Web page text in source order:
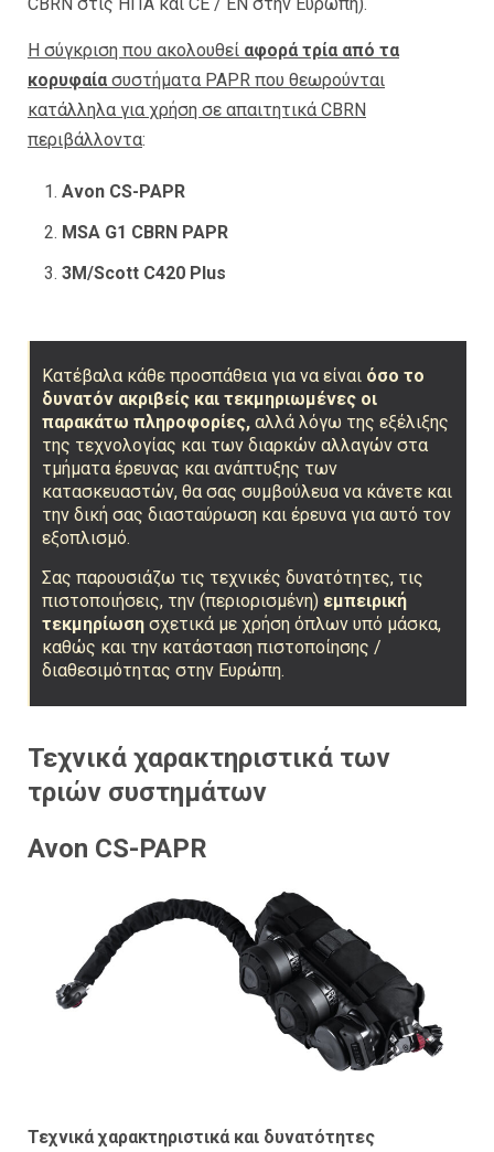
CBRN στις ΗΠΑ και CE / EN στην Ευρώπη).
Η σύγκριση που ακολουθεί αφορά τρία από τα
κορυφαία συστήματα PAPR που θεωρούνται
κατάλληλα για χρήση σε απαιτητικά CBRN
περιβάλλοντα:
Avon CS-PAPR
MSA G1 CBRN PAPR
3M/Scott C420 Plus
Κατέβαλα κάθε προσπάθεια για να είναι όσο το
δυνατόν ακριβείς και τεκμηριωμένες οι
παρακάτω πληροφορίες, αλλά λόγω της εξέλιξης
της τεχνολογίας και των διαρκών αλλαγών στα
τμήματα έρευνας και ανάπτυξης των
κατασκευαστών, θα σας συμβούλευα να κάνετε και
την δική σας διασταύρωση και έρευνα για αυτό τον
εξοπλισμό.
Σας παρουσιάζω τις τεχνικές δυνατότητες, τις
πιστοποιήσεις, την (περιορισμένη) εμπειρική
τεκμηρίωση σχετικά με χρήση όπλων υπό μάσκα,
καθώς και την κατάσταση πιστοποίησης /
διαθεσιμότητας στην Ευρώπη.
Τεχνικά χαρακτηριστικά των
τριών συστημάτων
Avon CS-PAPR
Τεχνικά χαρακτηριστικά και δυνατότητες